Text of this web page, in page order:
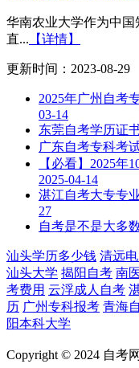
华南农业大学作为中
直... 【详情】
更新时间：2023-08-29
2025年广州自考
03-14
东莞自考学历证
广东自考专科考
【必看】2025年
2025-04-14
湛江自考大专专
27
自考是不是大多
汕头学历多少钱 清远
汕头大学 揭阳自考 南
考费用 云浮成人自考
历 广州专科报考 青海
阳本科大学
Copyright © 2024 自考网